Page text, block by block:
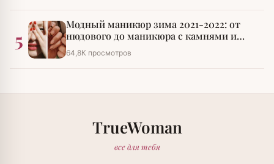
5
Модный маникюр зима 2021-2022: от
нюдового до маникюра с камнями и
стразами
64,8К просмотров
TrueWoman
все для тебя